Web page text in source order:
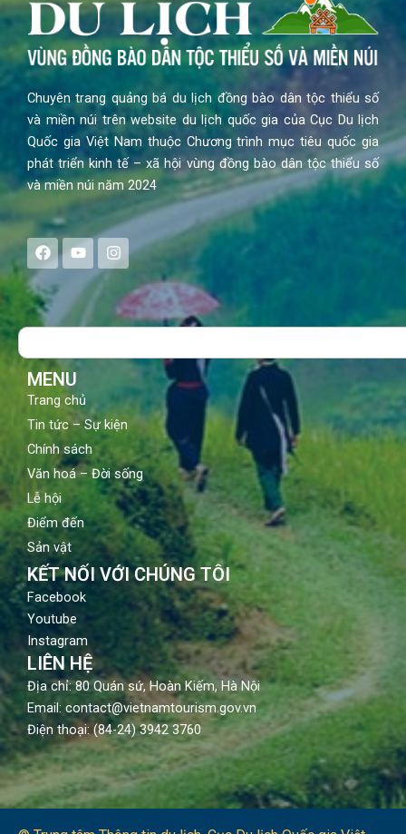
Chuyên trang quảng bá du lịch đồng bào dân tộc thiểu số
và miền núi trên website du lịch quốc gia của Cục Du lịch
Quốc gia Việt Nam thuộc Chương trình mục tiêu quốc gia
phát triển kinh tế – xã hội vùng đồng bào dân tộc thiểu số
và miền núi năm 2024
F
a
c
e
b
o
Y
o
u
t
u
b
I
n
s
a
g
Search
MENU
Trang chủ
Tin tức – Sự kiện
Chính sách
Văn hoá – Đời sống
Lễ hội
Điểm đến
Sản vật
KẾT NỐI VỚI CHÚNG TÔI
Facebook
Youtube
Instagram
LIÊN HỆ
Địa chỉ: 80 Quán sứ, Hoàn Kiếm, Hà Nội
Email: contact@vietnamtourism.gov.vn
Điện thoại: (84-24) 3942 3760